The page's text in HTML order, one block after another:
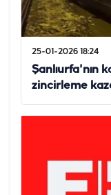
25-01-2026 18:24
Şanlıurfa'nın
zincirleme